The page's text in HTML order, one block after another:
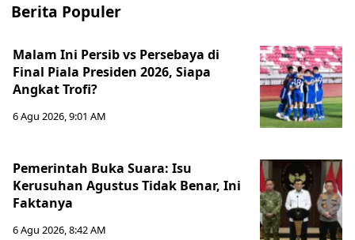
Berita Populer
Malam Ini Persib vs Persebaya di
Final Piala Presiden 2026, Siapa
Angkat Trofi?
6 Agu 2026, 9:01 AM
Pemerintah Buka Suara: Isu
Kerusuhan Agustus Tidak Benar, Ini
Faktanya
6 Agu 2026, 8:42 AM